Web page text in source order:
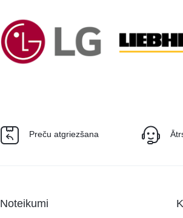
Preču atgriezšana
Noteikumi